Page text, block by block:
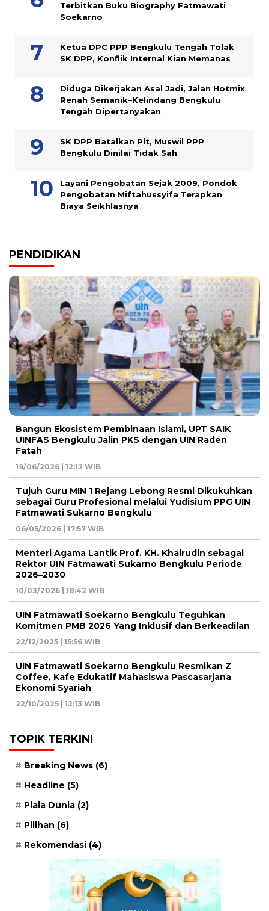
Terbitkan Buku Biography Fatmawati
Soekarno
Ketua DPC PPP Bengkulu Tengah Tolak
SK DPP, Konflik Internal Kian Memanas
Diduga Dikerjakan Asal Jadi, Jalan Hotmix
Renah Semanik–Kelindang Bengkulu
Tengah Dipertanyakan
SK DPP Batalkan Plt, Muswil PPP
Bengkulu Dinilai Tidak Sah
Layani Pengobatan Sejak 2009, Pondok
Pengobatan Miftahussyifa Terapkan
Biaya Seikhlasnya
PENDIDIKAN
Bangun Ekosistem Pembinaan Islami, UPT SAIK
UINFAS Bengkulu Jalin PKS dengan UIN Raden
Fatah
19/06/2026 | 12:12 WIB
Tujuh Guru MIN 1 Rejang Lebong Resmi Dikukuhkan
sebagai Guru Profesional melalui Yudisium PPG UIN
Fatmawati Sukarno Bengkulu
06/05/2026 | 17:57 WIB
Menteri Agama Lantik Prof. KH. Khairudin sebagai
Rektor UIN Fatmawati Sukarno Bengkulu Periode
2026–2030
10/03/2026 | 18:42 WIB
UIN Fatmawati Soekarno Bengkulu Teguhkan
Komitmen PMB 2026 Yang Inklusif dan Berkeadilan
22/12/2025 | 15:56 WIB
UIN Fatmawati Soekarno Bengkulu Resmikan Z
Coffee, Kafe Edukatif Mahasiswa Pascasarjana
Ekonomi Syariah
22/10/2025 | 12:13 WIB
TOPIK TERKINI
Breaking News (6)
Headline (5)
Piala Dunia (2)
Pilihan (6)
Rekomendasi (4)